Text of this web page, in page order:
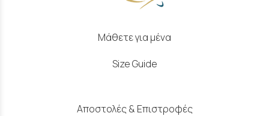
Μάθετε για μένα
Size Guide
Αποστολές & Επιστροφές